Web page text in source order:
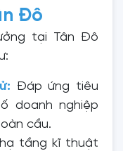
Đô
tại Tân Đô
Đáp ứng tiêu
doanh nghiệp
cầu.
tầng kĩ thuật